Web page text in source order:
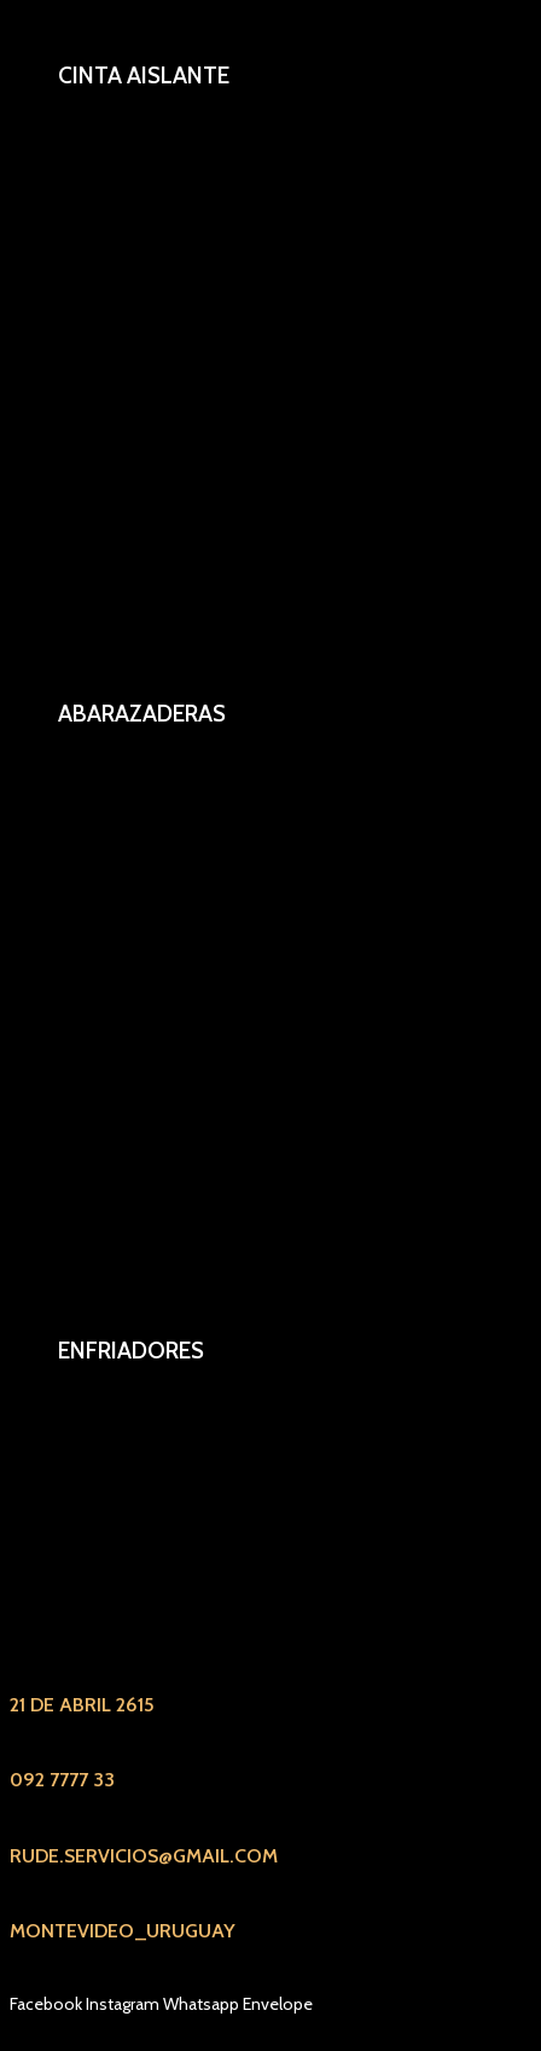
CINTA AISLANTE
ABARAZADERAS
ENFRIADORES
21 DE ABRIL 2615
092 7777 33
RUDE.SERVICIOS@GMAIL.COM
MONTEVIDEO_URUGUAY
FacebookInstagram Whatsapp Envelope